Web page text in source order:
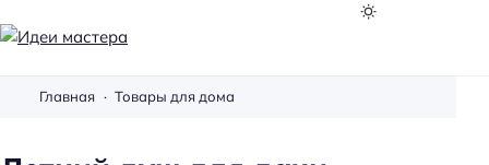
Главная Товары для дома